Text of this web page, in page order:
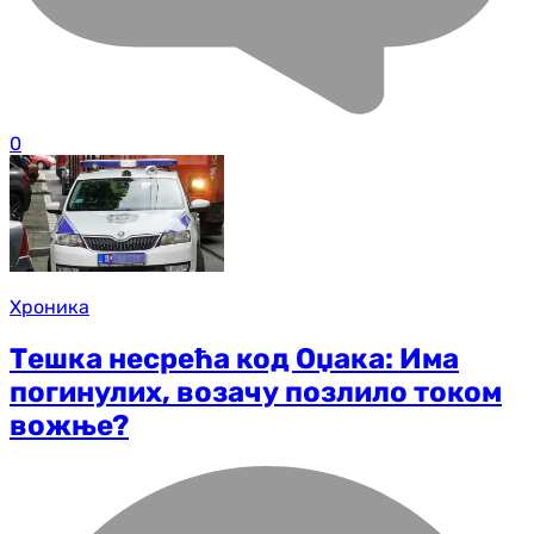
0
Хроника
Тешка несрећа код Оџака: Има
погинулих, возачу позлило током
вожње?